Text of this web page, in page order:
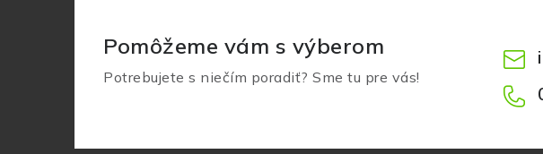
Pomôžeme vám s výberom
Potrebujete s niečím poradiť? Sme tu pre vás!